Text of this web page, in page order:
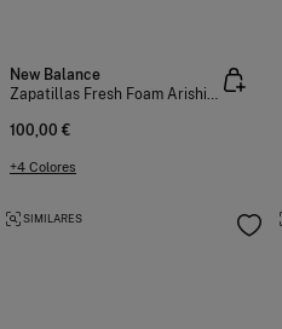
New Balance
Zapatillas Fresh Foam Arishi v4 TIRALUX
100,00 €
+4 Colores
SIMILARES